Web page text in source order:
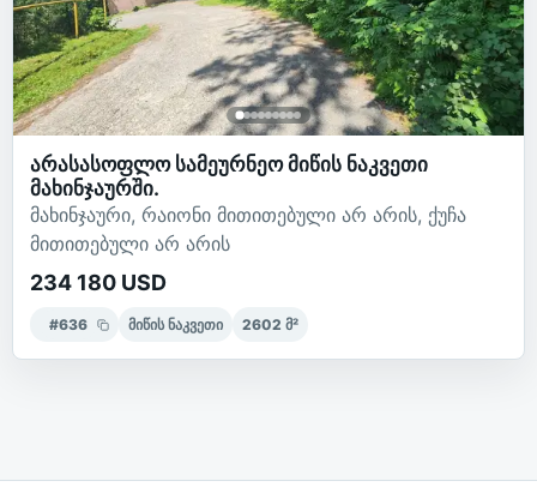
არასასოფლო სამეურნეო მიწის ნაკვეთი
მახინჯაურში.
მახინჯაური, რაიონი მითითებული არ არის, ქუჩა
მითითებული არ არის
234 180 USD
#636 მიწის ნაკვეთი 2602 მ²